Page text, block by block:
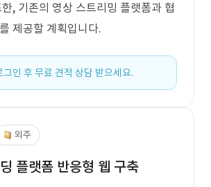
, 기존의 영상 스트리밍 플랫폼과 협
제공할 계획입니다.
그인 후 무료 견적 상담 받으세요.
외주
플랫폼 반응형 웹 구축